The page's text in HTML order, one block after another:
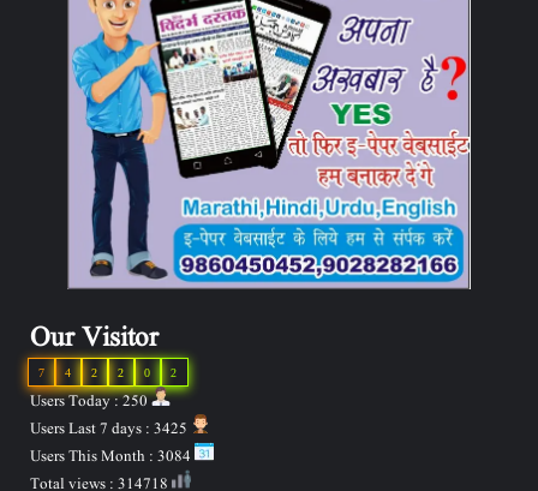
Our Visitor
2
0
2
2
4
7
Users Today : 250